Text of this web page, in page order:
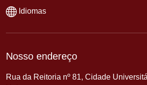
Idiomas
Nosso endereço
Rua da Reitoria nº 81, Cidade